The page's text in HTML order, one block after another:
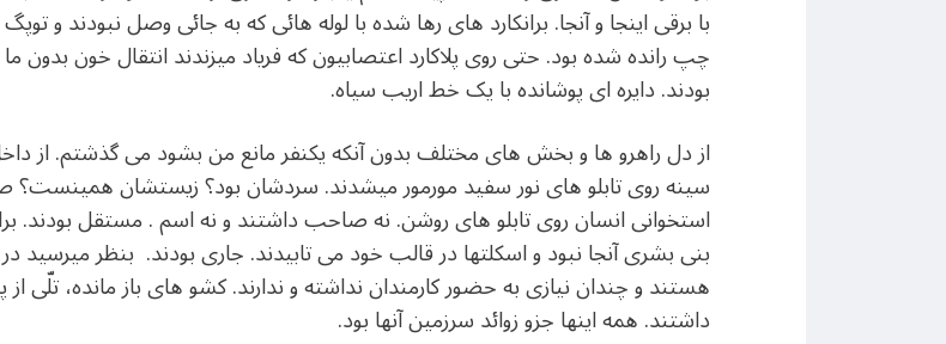
با برقی اینجا و آنجا. برانکارد های رها شده با لوله هائی که به جائی وصل نبودند
چپ رانده شده بود. حتی روی پلاکارد اعتصابیون که فریاد میزندند انتقال خون
بودند. دایره ای پوشانده با یک خط اریب سیاه.
از دل راهرو ها و بخش های مختلف بدون آنکه یکنفر مانع من بشود می گذشتم. از
سینه روی تابلو های نور سفید مورمور میشدند. سردشان بود؟ زیستشان همینست؟
استخوانی انسان روی تابلو های روشن. نه صاحب داشتند و نه اسم . مستقل بودند.
بنی بشری آنجا نبود و اسکلتها در قالب خود می تابیدند. جاری بودند. بنظر
هستند و چندان نیازی به حضور کارمندان نداشته و ندارند. کشو های باز مانده، تلّی از
داشتند. همه اینها جزو زوائد سرزمین آنها بود.